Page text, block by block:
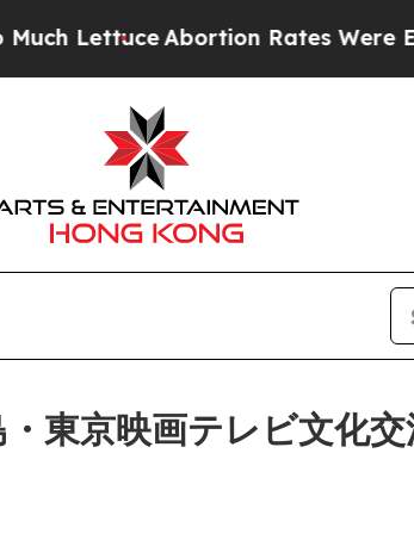
Rates Were Expected to Tank
東京映画テレビ文化